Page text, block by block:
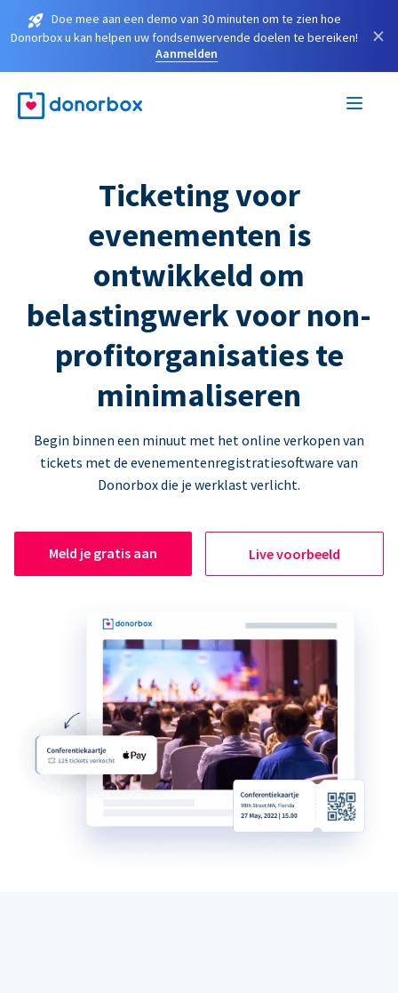
Doe mee aan een demo van 30 minuten om te zien hoe
Donorbox u kan helpen uw fondsenwervende doelen te bereiken!
Aanmelden
×
Ticketing voor
evenementen is
ontwikkeld om
belastingwerk voor non-
profitorganisaties te
minimaliseren
Begin binnen een minuut met het online verkopen van
tickets met de evenementenregistratiesoftware van
Donorbox die je werklast verlicht.
Meld je gratis aan Live voorbeeld